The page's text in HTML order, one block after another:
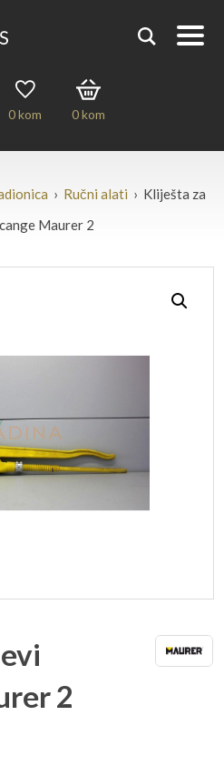
0kom 0kom
› Ručni alati › Kliješta za
Maurer 2
2